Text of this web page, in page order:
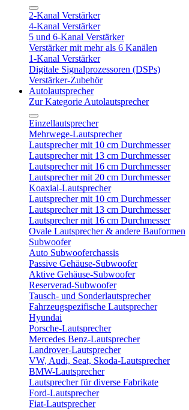
2-Kanal Verstärker
4-Kanal Verstärker
5 und 6-Kanal Verstärker
Verstärker mit mehr als 6 Kanälen
1-Kanal Verstärker
Digitale Signalprozessoren (DSPs)
Verstärker-Zubehör
Autolautsprecher
Zur Kategorie Autolautsprecher
Einzellautsprecher
Mehrwege-Lautsprecher
Lautsprecher mit 10 cm Durchmesser
Lautsprecher mit 13 cm Durchmesser
Lautsprecher mit 16 cm Durchmesser
Lautsprecher mit 20 cm Durchmesser
Koaxial-Lautsprecher
Lautsprecher mit 10 cm Durchmesser
Lautsprecher mit 13 cm Durchmesser
Lautsprecher mit 16 cm Durchmesser
Ovale Lautsprecher & andere Bauformen
Subwoofer
Auto Subwooferchassis
Passive Gehäuse-Subwoofer
Aktive Gehäuse-Subwoofer
Reserverad-Subwoofer
Tausch- und Sonderlautsprecher
Fahrzeugspezifische Lautsprecher
Hyundai
Porsche-Lautsprecher
Mercedes Benz-Lautsprecher
Landrover-Lautsprecher
VW, Audi, Seat, Skoda-Lautsprecher
BMW-Lautsprecher
Lautsprecher für diverse Fabrikate
Ford-Lautsprecher
Fiat-Lautsprecher